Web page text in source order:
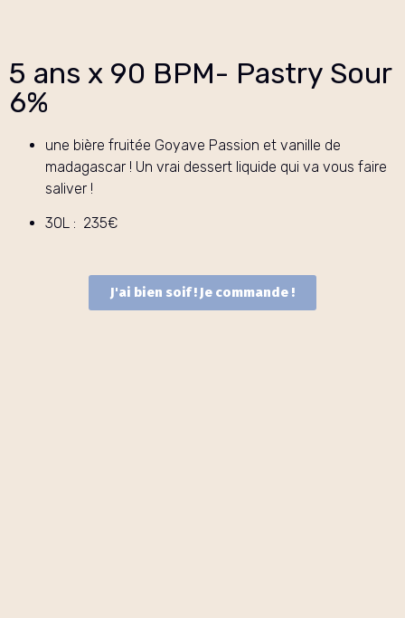
5 ans x 90 BPM- Pastry Sour
6%
une bière fruitée Goyave Passion et vanille de
madagascar ! Un vrai dessert liquide qui va vous faire
saliver !
30L : 235€
J'ai bien soif ! Je commande !